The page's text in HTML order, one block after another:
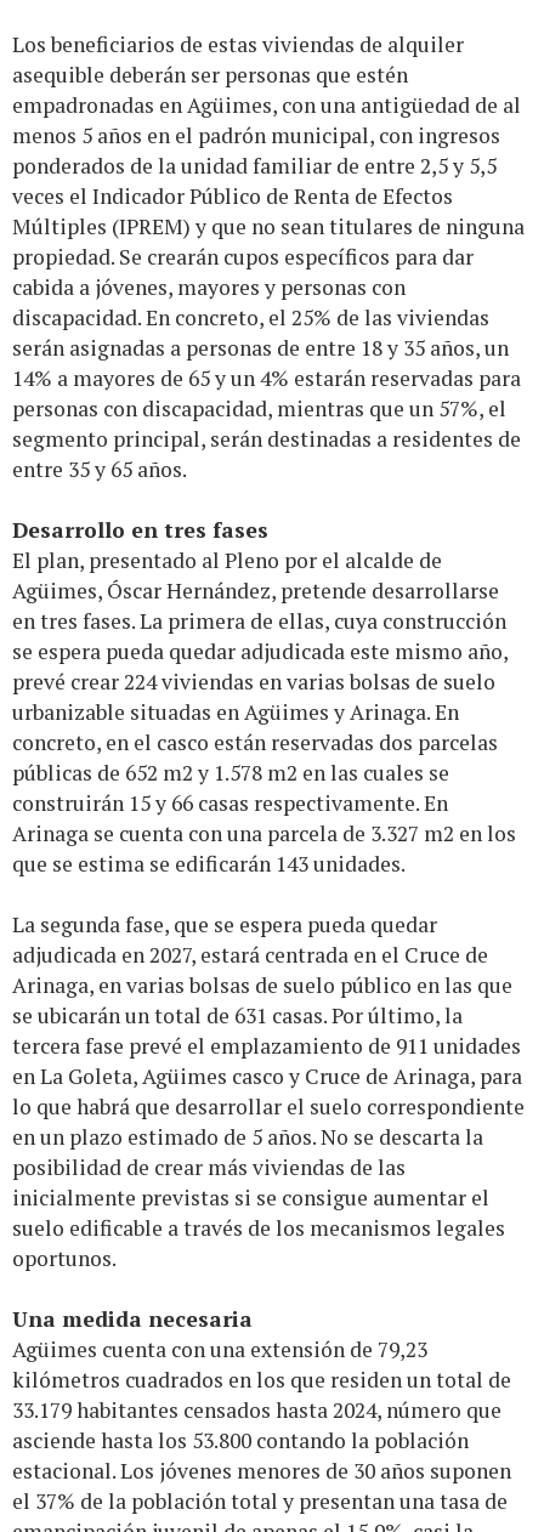
Los beneficiarios de estas viviendas de alquiler
asequible deberán ser personas que estén
empadronadas en Agüimes, con una antigüedad de al
menos 5 años en el padrón municipal, con ingresos
ponderados de la unidad familiar de entre 2,5 y 5,5
veces el Indicador Público de Renta de Efectos
Múltiples (IPREM) y que no sean titulares de ninguna
propiedad. Se crearán cupos específicos para dar
cabida a jóvenes, mayores y personas con
discapacidad. En concreto, el 25% de las viviendas
serán asignadas a personas de entre 18 y 35 años, un
14% a mayores de 65 y un 4% estarán reservadas para
personas con discapacidad, mientras que un 57%, el
segmento principal, serán destinadas a residentes de
entre 35 y 65 años.
Desarrollo en tres fases
El plan, presentado al Pleno por el alcalde de
Agüimes, Óscar Hernández, pretende desarrollarse
en tres fases. La primera de ellas, cuya construcción
se espera pueda quedar adjudicada este mismo año,
prevé crear 224 viviendas en varias bolsas de suelo
urbanizable situadas en Agüimes y Arinaga. En
concreto, en el casco están reservadas dos parcelas
públicas de 652 m2 y 1.578 m2 en las cuales se
construirán 15 y 66 casas respectivamente. En
Arinaga se cuenta con una parcela de 3.327 m2 en los
que se estima se edificarán 143 unidades.
La segunda fase, que se espera pueda quedar
adjudicada en 2027, estará centrada en el Cruce de
Arinaga, en varias bolsas de suelo público en las que
se ubicarán un total de 631 casas. Por último, la
tercera fase prevé el emplazamiento de 911 unidades
en La Goleta, Agüimes casco y Cruce de Arinaga, para
lo que habrá que desarrollar el suelo correspondiente
en un plazo estimado de 5 años. No se descarta la
posibilidad de crear más viviendas de las
inicialmente previstas si se consigue aumentar el
suelo edificable a través de los mecanismos legales
oportunos.
Una medida necesaria
Agüimes cuenta con una extensión de 79,23
kilómetros cuadrados en los que residen un total de
33.179 habitantes censados hasta 2024, número que
asciende hasta los 53.800 contando la población
estacional. Los jóvenes menores de 30 años suponen
el 37% de la población total y presentan una tasa de